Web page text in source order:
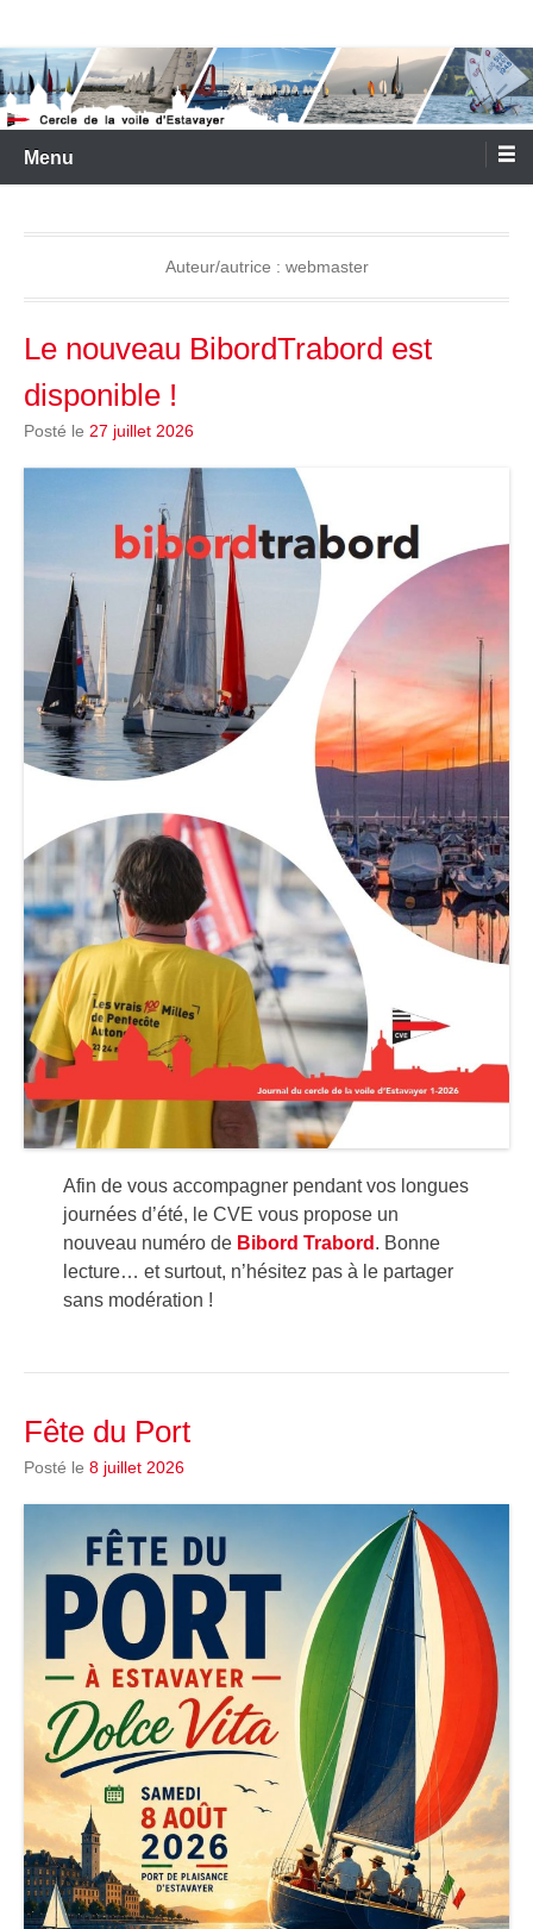
contenu
Cercle de la Voile d'Estavayer
Menu
Auteur/autrice : webmaster
Le nouveau BibordTrabord est
disponible !
Posté le 27 juillet 2026
Afin de vous accompagner pendant vos longues
journées d’été, le CVE vous propose un
nouveau numéro de Bibord Trabord . Bonne
lecture… et surtout, n’hésitez pas à le partager
sans modération !
Fête du Port
Posté le 8 juillet 2026